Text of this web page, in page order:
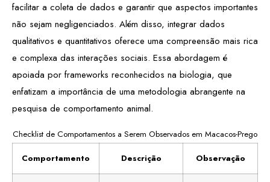
facilitar a coleta de dados e garantir que aspectos importantes
não sejam negligenciados. Além disso, integrar dados
qualitativos e quantitativos oferece uma compreensão mais rica
e complexa das interações sociais. Essa abordagem é
apoiada por frameworks reconhecidos na biologia, que
enfatizam a importância de uma metodologia abrangente na
pesquisa de comportamento animal.
Checklist de Comportamentos a Serem Observados em Macacos-Prego
Comportamento Descrição Observação